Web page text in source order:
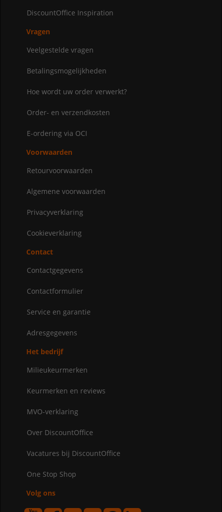
DiscountOffice Inspiration
Vragen
Veelgestelde vragen
Betalingsmogelijkheden
Hoe wordt uw order verwerkt?
Order- en verzendkosten
E-ordering via OCI
Voorwaarden
Retourvoorwaarden
Algemene voorwaarden
Privacyverklaring
Cookieverklaring
Contact
Contactgegevens
Contactformulier
Service en garantie
Adresgegevens
Het bedrijf
Milieukeurmerken
Keurmerken en reviews
MVO-verklaring
Over DiscountOffice
Vacatures bij DiscountOffice
One Stop Shop
Volg ons